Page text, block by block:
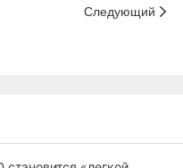
Следующий